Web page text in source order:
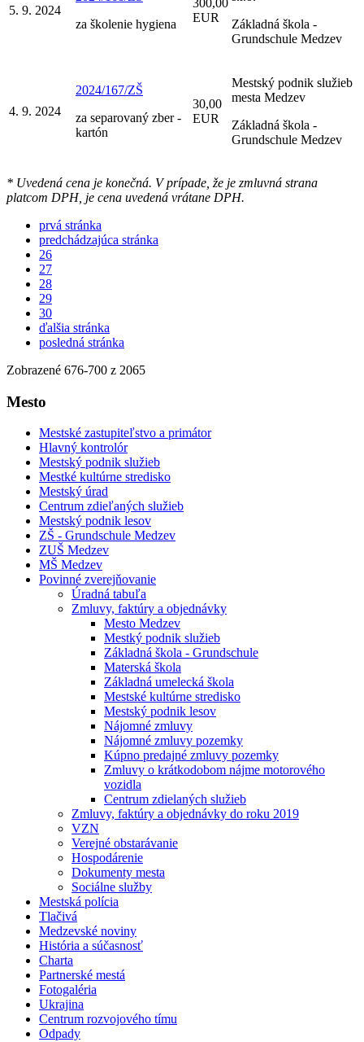
5. 9. 2024
za školenie hygiena
EUR
Základná škola -
Grundschule Medzev
4. 9. 2024
2024/167/ZŠ
za separovaný zber -
kartón
30,00
EUR
Mestský podnik služieb
mesta Medzev
Základná škola -
Grundschule Medzev
* Uvedená cena je konečná. V prípade, že je zmluvná strana
platcom DPH, je cena uvedená vrátane DPH.
prvá stránka
predchádzajúca stránka
26
27
28
29
30
ďalšia stránka
posledná stránka
Zobrazené 676-700 z 2065
Mesto
Mestské zastupiteľstvo a primátor
Hlavný kontrolór
Mestský podnik služieb
Mestké kultúrne stredisko
Mestský úrad
Centrum zdieľaných služieb
Mestský podnik lesov
ZŠ - Grundschule Medzev
ZUŠ Medzev
MŠ Medzev
Povinné zverejňovanie
Úradná tabuľa
Zmluvy, faktúry a objednávky
Mesto Medzev
Mestký podnik služieb
Základná škola - Grundschule
Materská škola
Základná umelecká škola
Mestské kultúrne stredisko
Mestský podnik lesov
Nájomné zmluvy
Nájomné zmluvy pozemky
Kúpno predajné zmluvy pozemky
Zmluvy o krátkodobom nájme motorového
vozidla
Centrum zdielaných služieb
Zmluvy, faktúry a objednávky do roku 2019
VZN
Verejné obstarávanie
Hospodárenie
Dokumenty mesta
Sociálne služby
Mestská polícia
Tlačivá
Medzevské noviny
História a súčasnosť
Charta
Partnerské mestá
Fotogaléria
Ukrajina
Centrum rozvojového tímu
Odpady